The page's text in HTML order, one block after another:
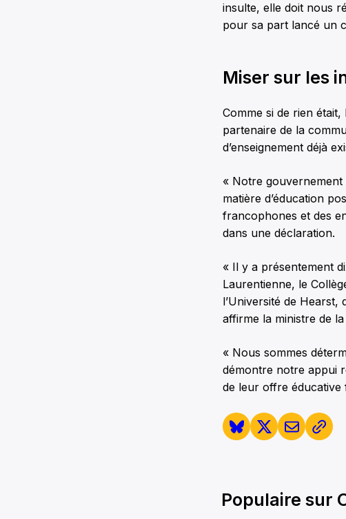
insulte, elle doit nous
pour sa part lancé un
Miser sur les
Comme si de rien
partenaire de la
d’enseignement déjà
« Notre
matière d’éducation
francophones et des
dans une déclaration.
« Il y a présentement
Laurentienne, le
l’Université de
affirme la ministre de
« Nous sommes
démontre notre appui
de leur offre éducative
Populaire sur